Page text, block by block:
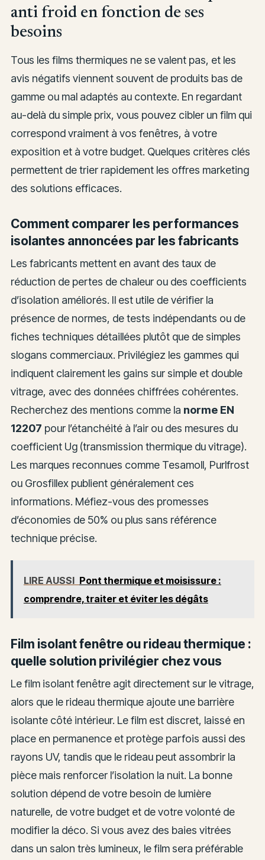
anti froid en fonction de ses
besoins
Tous les films thermiques ne se valent pas, et les
avis négatifs viennent souvent de produits bas de
gamme ou mal adaptés au contexte. En regardant
au-delà du simple prix, vous pouvez cibler un film qui
correspond vraiment à vos fenêtres, à votre
exposition et à votre budget. Quelques critères clés
permettent de trier rapidement les offres marketing
des solutions efficaces.
Comment comparer les performances
isolantes annoncées par les fabricants
Les fabricants mettent en avant des taux de
réduction de pertes de chaleur ou des coefficients
d’isolation améliorés. Il est utile de vérifier la
présence de normes, de tests indépendants ou de
fiches techniques détaillées plutôt que de simples
slogans commerciaux. Privilégiez les gammes qui
indiquent clairement les gains sur simple et double
vitrage, avec des données chiffrées cohérentes.
Recherchez des mentions comme la norme EN
12207 pour l’étanchéité à l’air ou des mesures du
coefficient Ug (transmission thermique du vitrage).
Les marques reconnues comme Tesamoll, Purlfrost
ou Grosfillex publient généralement ces
informations. Méfiez-vous des promesses
d’économies de 50% ou plus sans référence
technique précise.
LIRE AUSSI Pont thermique et moisissure :
comprendre, traiter et éviter les dégâts
Film isolant fenêtre ou rideau thermique :
quelle solution privilégier chez vous
Le film isolant fenêtre agit directement sur le vitrage,
alors que le rideau thermique ajoute une barrière
isolante côté intérieur. Le film est discret, laissé en
place en permanence et protège parfois aussi des
rayons UV, tandis que le rideau peut assombrir la
pièce mais renforcer l’isolation la nuit. La bonne
solution dépend de votre besoin de lumière
naturelle, de votre budget et de votre volonté de
modifier la déco. Si vous avez des baies vitrées
dans un salon très lumineux, le film sera préférable